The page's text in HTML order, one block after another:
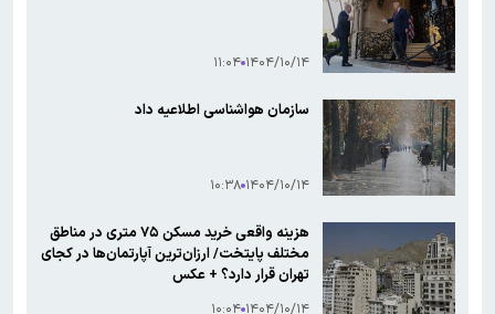
۱۴۰۴/۱۰/۱۴ ۱۱:۰۴
سازمان هواشناسی اطلاعیه داد
۱۴۰۴/۱۰/۱۴ ۱۰:۳۸
هزینه واقعی خرید مسکن ۷۵ متری در مناطق
مختلف پایتخت/ ارزان‌ترین آپارتمان‌ها در کجای
تهران قرار دارد؟ + عکس
۱۴۰۴/۱۰/۱۴ ۱۰:۰۴